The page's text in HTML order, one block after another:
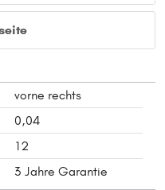
vorne rechts
0,04
12
3 Jahre Garantie